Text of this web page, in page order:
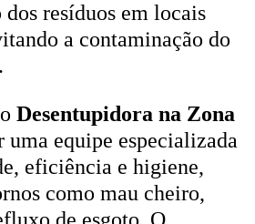
resíduos em locais
a contaminação do
Desentupidora na Zona
uma equipe especializada
eficiência e higiene,
como mau cheiro,